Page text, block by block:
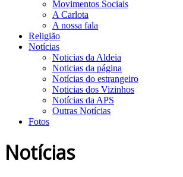
Movimentos Sociais
A Carlota
A nossa fala
Religião
Notícias
Noticias da Aldeia
Noticias da página
Notícias do estrangeiro
Noticias dos Vizinhos
Notícias da APS
Outras Notícias
Fotos
Notícias